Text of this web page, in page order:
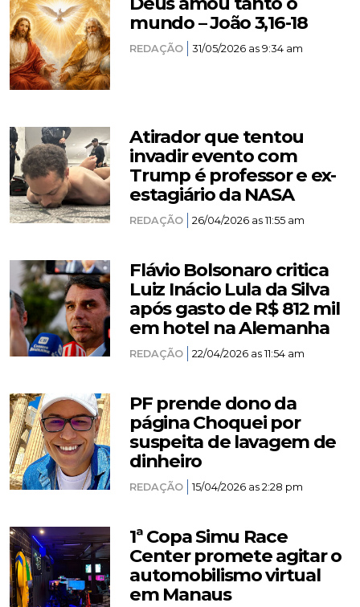
mundo – João 3,16-18
REDAÇÃO 31/05/2026 as 9:34 am
Atirador que tentou
invadir evento com
Trump é professor e ex-
estagiário da NASA
REDAÇÃO 26/04/2026 as 11:55 am
Flávio Bolsonaro critica
Luiz Inácio Lula da Silva
após gasto de R$ 812 mil
em hotel na Alemanha
REDAÇÃO 22/04/2026 as 11:54 am
PF prende dono da
página Choquei por
suspeita de lavagem de
dinheiro
REDAÇÃO 15/04/2026 as 2:28 pm
1ª Copa Simu Race
Center promete agitar o
automobilismo virtual
em Manaus